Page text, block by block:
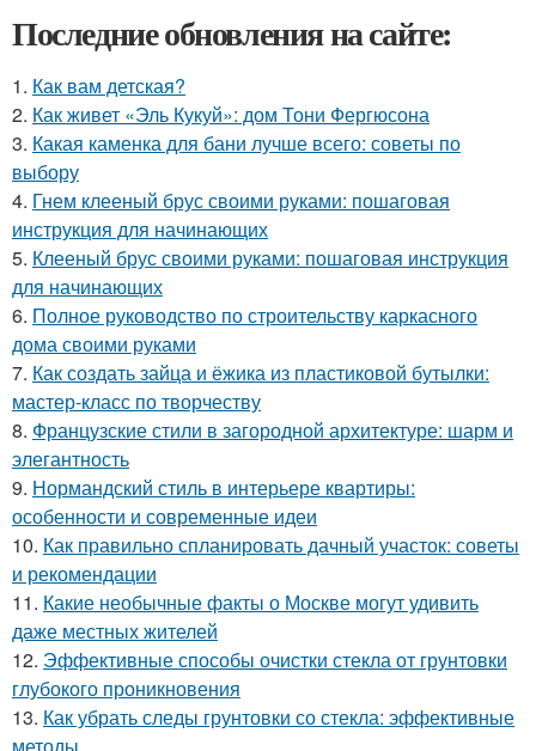
Последние обновления на сайте:
1. Как вам детская?
2. Как живет «Эль Кукуй»: дом Тони Фергюсона
3. Какая каменка для бани лучше всего: советы по
выбору
4. Гнем клееный брус своими руками: пошаговая
инструкция для начинающих
5. Клееный брус своими руками: пошаговая инструкция
для начинающих
6. Полное руководство по строительству каркасного
дома своими руками
7. Как создать зайца и ёжика из пластиковой бутылки:
мастер-класс по творчеству
8. Французские стили в загородной архитектуре: шарм и
элегантность
9. Нормандский стиль в интерьере квартиры:
особенности и современные идеи
10. Как правильно спланировать дачный участок: советы
и рекомендации
11. Какие необычные факты о Москве могут удивить
даже местных жителей
12. Эффективные способы очистки стекла от грунтовки
глубокого проникновения
13. Как убрать следы грунтовки со стекла: эффективные
методы